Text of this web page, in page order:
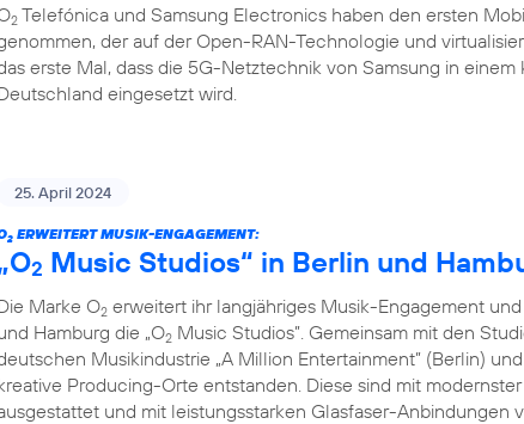
2 Telefónica und Samsung Electronics haben den ersten
der auf der Open-RAN-Technologie und
erste Mal, dass die 5G-Netztechnik von Samsung in einem
eingesetzt wird.
25. April 2024
2 ERWEITERT MUSIK-ENGAGEMENT:
2 Music Studios“ in Berlin und
Marke O2 erweitert ihr langjähriges Musik-Engagement
Hamburg die „O2 Music Studios”. Gemeinsam mit den
Musikindustrie „A Million Entertainment” (Berlin)
Producing-Orte entstanden. Diese sind mit
und mit leistungsstarken Glasfaser-Anbindungen